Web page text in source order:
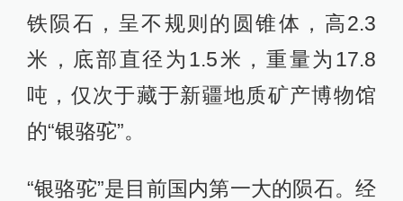
铁陨石，呈不规则的圆锥体，高2.3
米，底部直径为1.5米，重量为17.8
吨，仅次于藏于新疆地质矿产博物馆
的“银骆驼”。
“银骆驼”是目前国内第一大的陨石。经